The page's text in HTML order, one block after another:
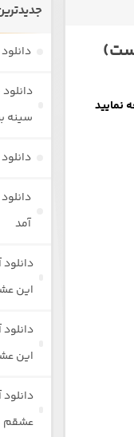
نمایید
سینه
آمد
این
این
عشقم